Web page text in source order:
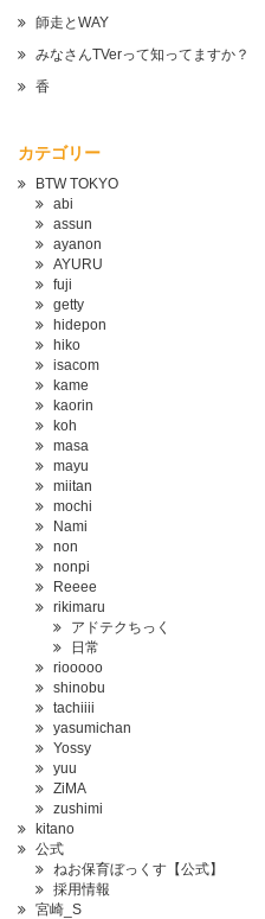
師走とWAY
みなさんTVerって知ってますか？
香
カテゴリー
BTW TOKYO
abi
assun
ayanon
AYURU
fuji
getty
hidepon
hiko
isacom
kame
kaorin
koh
masa
mayu
miitan
mochi
Nami
non
nonpi
Reeee
rikimaru
アドテクちっく
日常
riooooo
shinobu
tachiiii
yasumichan
Yossy
yuu
ZiMA
zushimi
kitano
公式
ねお保育ぼっくす【公式】
採用情報
宮崎_S